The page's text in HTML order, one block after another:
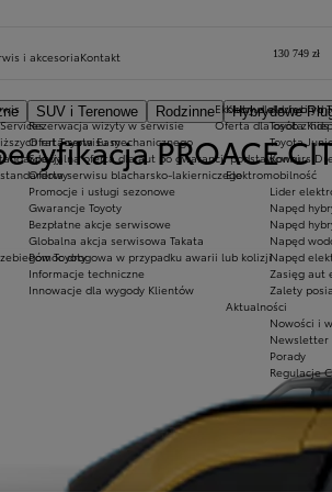
SUV i Terenowe Rodzinne Hybrydowe
Ekobonus dla hybryd
Oferta dla osób z
Toyoty
Kluby dla dzieci i
Toyota Kids
Toyota
Konkurs
Elektromobilność
Lider
Napęd
Napęd
Napęd
Napęd
Zasięg aut
Zalety
Aktualności
Nowości i
Newsletter
Porady
Regulacje
rat Toyota Easy
i akcesoria
Rezerwacja wizyty w serwisie
Oferta serwisu mechanicznego
Specjalna oferta dla aut po gwarancji podstawowej
Oferta serwisu blacharsko-lakierniczego
Promocje i usługi sezonowe
Gwarancje Toyoty
Bezpłatne akcje serwisowe
Globalna akcja serwisowa Takata
Pomoc drogowa w przypadku awarii lub kolizji
Informacje techniczne
Innowacje dla wygody Klientów
Kontakt 130 749 zł
PROACE